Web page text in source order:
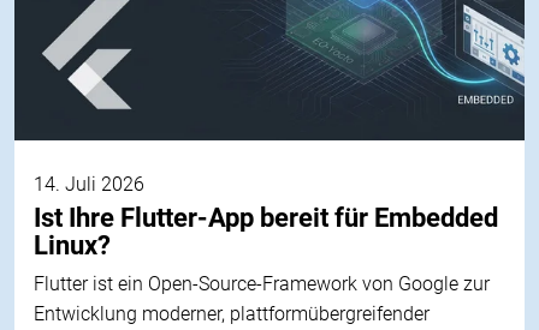
14. Juli 2026
Ist Ihre Flutter-App bereit für Embedded
Linux?
Flutter ist ein Open-Source-Framework von Google zur
Entwicklung moderner, plattformübergreifender